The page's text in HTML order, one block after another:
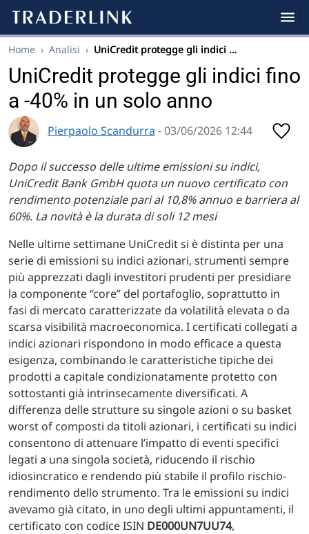
Home › Analisi › UniCredit protegge gli indici …
UniCredit protegge gli indici fino
a -40% in un solo anno
Pierpaolo Scandurra - 03/06/2026 12:44
Dopo il successo delle ultime emissioni su indici,
UniCredit Bank GmbH quota un nuovo certificato con
rendimento potenziale pari al 10,8% annuo e barriera al
60%. La novità è la durata di soli 12 mesi
Nelle ultime settimane UniCredit si è distinta per una
serie di emissioni su indici azionari, strumenti sempre
più apprezzati dagli investitori prudenti per presidiare
la componente “core” del portafoglio, soprattutto in
fasi di mercato caratterizzate da volatilità elevata o da
scarsa visibilità macroeconomica. I certificati collegati a
indici azionari rispondono in modo efficace a questa
esigenza, combinando le caratteristiche tipiche dei
prodotti a capitale condizionatamente protetto con
sottostanti già intrinsecamente diversificati. A
differenza delle strutture su singole azioni o su basket
worst of composti da titoli azionari, i certificati su indici
consentono di attenuare l’impatto di eventi specifici
legati a una singola società, riducendo il rischio
idiosincratico e rendendo più stabile il profilo rischio-
rendimento dello strumento. Tra le emissioni su indici
avevamo già citato, in uno degli ultimi appuntamenti, il
certificato con codice ISIN DE000UN7UU74,